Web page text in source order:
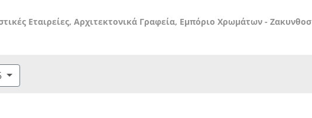
Εταιρείες, Αρχιτεκτονικά Γραφεία, Εμπόριο Χρωμάτων - Ζακυνθοσ